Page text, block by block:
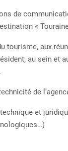
de
«
aux
au sein et
de
et